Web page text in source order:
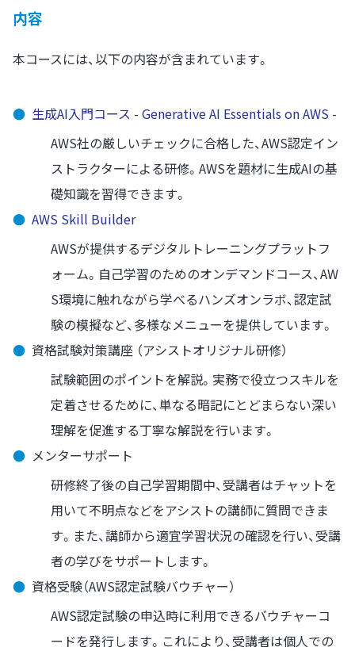
内容
本コースには、以下の内容が含まれています。
● 生成AI入門コース - Generative AI Essentials on AWS -
AWS社の厳しいチェックに合格した、AWS認定イン
ストラクターによる研修。AWSを題材に生成AIの基
礎知識を習得できます。
● AWS Skill Builder
AWSが提供するデジタルトレーニングプラットフ
ォーム。自己学習のためのオンデマンドコース、AW
S環境に触れながら学べるハンズオンラボ、認定試
験の模擬など、多様なメニューを提供しています。
● 資格試験対策講座 （アシストオリジナル研修）
試験範囲のポイントを解説。実務で役立つスキルを
定着させるために、単なる暗記にとどまらない深い
理解を促進する丁寧な解説を行います。
● メンターサポート
研修終了後の自己学習期間中、受講者はチャットを
用いて不明点などをアシストの講師に質問できま
す。また、講師から適宜学習状況の確認を行い、受講
者の学びをサポートします。
● 資格受験（AWS認定試験バウチャー）
AWS認定試験の申込時に利用できるバウチャーコ
ードを発行します。これにより、受講者は個人での